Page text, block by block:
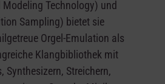
Modeling Technology) und
Sampling) bietet sie
Orgel-Emulation als
Klangbibliothek mit
Synthesizern, Streichern,